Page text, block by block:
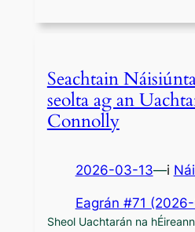
Seachtain
seolta ag an
Connolly
2026-03-13—i
Eagrán #71
Sheol Uachtarán na